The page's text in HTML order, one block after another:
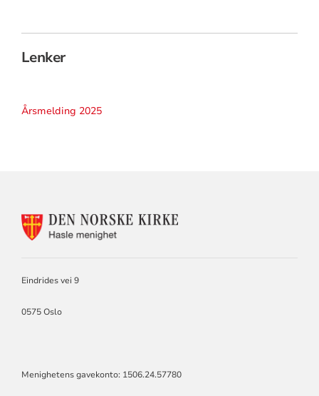
Lenker
Årsmelding 2025
KONTAKTINFORMASJON
Eindrides vei 9
0575 Oslo
Menighetens gavekonto: 1506.24.57780